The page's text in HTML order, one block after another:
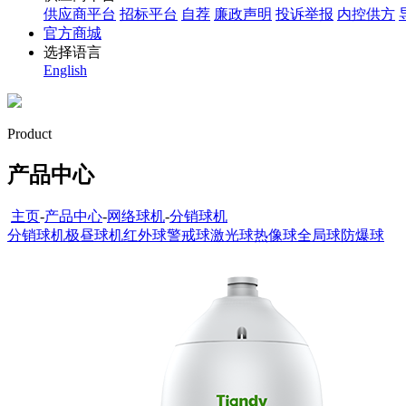
供应商平台 招标平台 自荐 廉政声明 投诉举报 内控供方
官方商城
选择语言
English
Product
产品中心
主页-产品中心-网络球机-分销球机
分销球机极昼球机红外球警戒球激光球热像球全局球防爆球